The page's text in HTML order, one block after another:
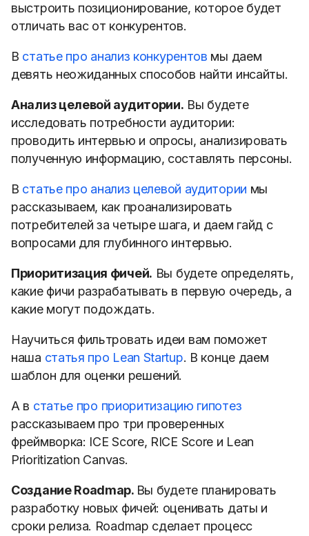
выстроить позиционирование, которое будет
отличать вас от конкурентов.
В статье про анализ конкурентов мы даем
девять неожиданных способов найти инсайты.
Анализ целевой аудитории. Вы будете
исследовать потребности аудитории:
проводить интервью и опросы, анализировать
полученную информацию, составлять персоны.
В статье про анализ целевой аудитории мы
рассказываем, как проанализировать
потребителей за четыре шага, и даем гайд с
вопросами для глубинного интервью.
Приоритизация фичей. Вы будете определять,
какие фичи разрабатывать в первую очередь, а
какие могут подождать.
Научиться фильтровать идеи вам поможет
наша статья про Lean Startup. В конце даем
шаблон для оценки решений.
А в статье про приоритизацию гипотез
рассказываем про три проверенных
фреймворка: ICE Score, RICE Score и Lean
Prioritization Canvas.
Создание Roadmap. Вы будете планировать
разработку новых фичей: оценивать даты и
сроки релиза. Roadmap сделает процесс